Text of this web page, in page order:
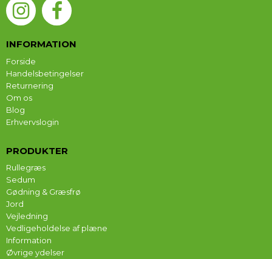
INFORMATION
Forside
Handelsbetingelser
Returnering
Om os
Blog
Erhvervslogin
PRODUKTER
Rullegræs
Sedum
Gødning & Græsfrø
Jord
Vejledning
Vedligeholdelse af plæne
Information
Øvrige ydelser